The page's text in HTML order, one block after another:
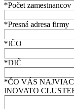
*Počet zamestnancov
*Presná adresa firmy
*IČO
*DIČ
*ČO VÁS
INOVATO